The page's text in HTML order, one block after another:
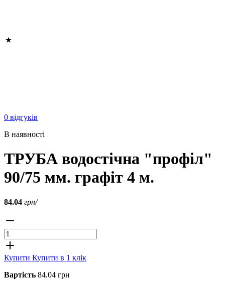
0 відгуків
В наявності
ТРУБА водостічна "профіл"
90/75 мм. графіт 4 м.
84.04 грн/
Купити Купити в 1 клік
Вартість 84.04 грн